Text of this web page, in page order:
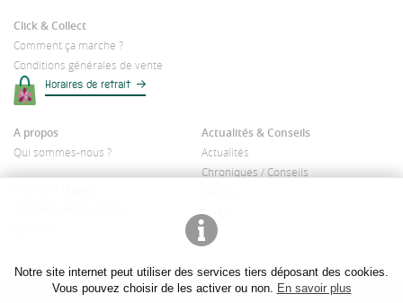
Notre site internet peut utiliser des services tiers déposant des cookies.
Vous pouvez choisir de les activer ou non. En savoir plus
A propos
Qui sommes-nous ?
Click & Collect
Comment ça marche ?
Conditions générales de vente
Horaires de retrait
Actualités & Conseils
Actualités
Chroniques / Conseils
Divers